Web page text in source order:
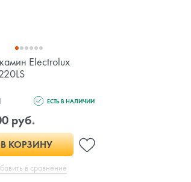
Electrolux
ЕСТЬ В НАЛИЧИИ
руб.
В КОРЗИНУ
в сравнение